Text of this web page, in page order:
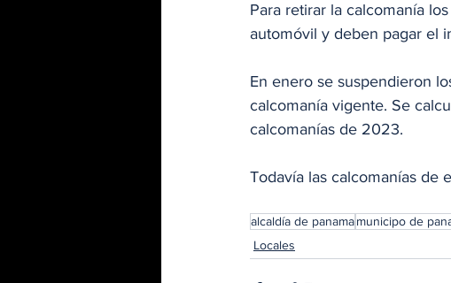
Para retirar la calcomanía
automóvil y deben pagar el
En enero se suspendieron
calcomanía vigente. Se
calcomanías de 2023.
Todavía las calcomanías de
alcaldía de panamamunicipo de
Locales